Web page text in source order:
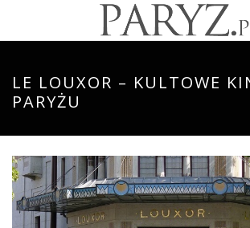
LE LOUXOR – KULTOWE
PARYŻU